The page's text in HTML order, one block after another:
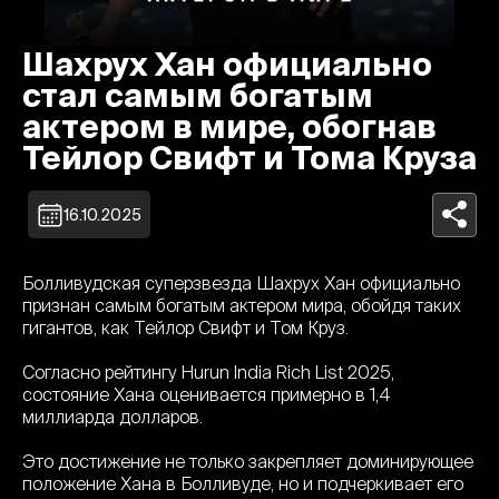
Шахрух Хан официально
стал самым богатым
актером в мире, обогнав
Тейлор Свифт и Тома Круза
16.10.2025
Болливудская суперзвезда Шахрух Хан официально
признан самым богатым актером мира, обойдя таких
гигантов, как Тейлор Свифт и Том Круз.
Согласно рейтингу Hurun India Rich List 2025,
состояние Хана оценивается примерно в 1,4
миллиарда долларов.
Это достижение не только закрепляет доминирующее
положение Хана в Болливуде, но и подчеркивает его